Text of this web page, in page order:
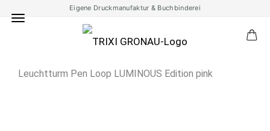
Eigene Druckmanufaktur & Buchbinderei
Leuchtturm Pen Loop LUMINOUS Edition pink